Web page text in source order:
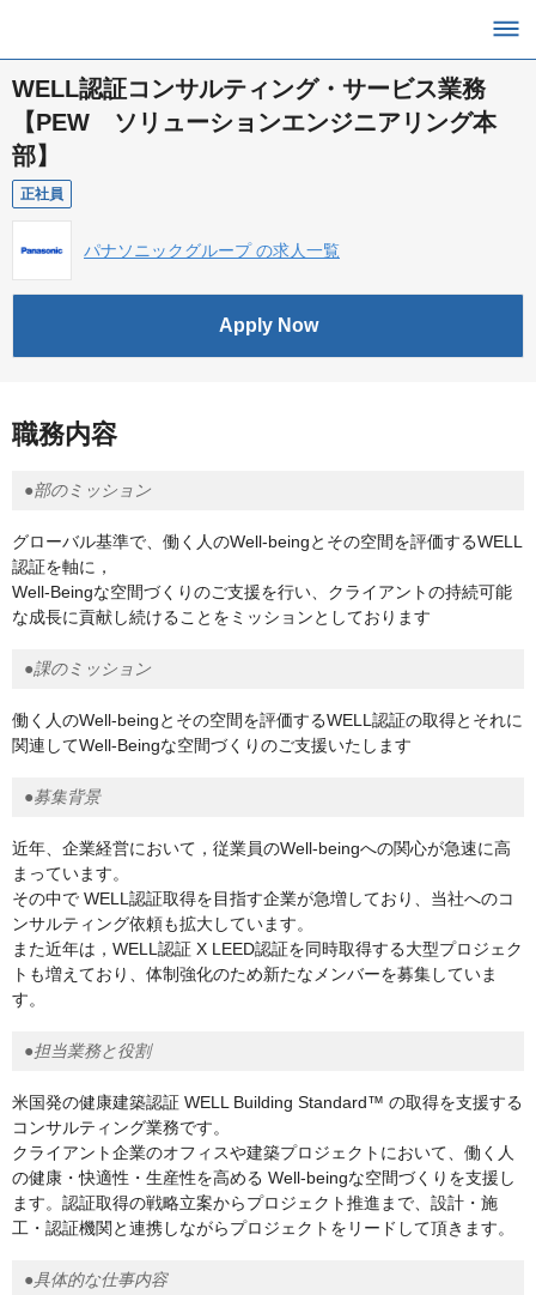
WELL認証コンサルティング・サービス業務
【PEW ソリューションエンジニアリング本
部】
正社員
パナソニックグループ の求人一覧
Apply Now
職務内容
●部のミッション
グローバル基準で、働く人のWell-beingとその空間を評価するWELL
認証を軸に，
Well-Beingな空間づくりのご支援を行い、クライアントの持続可能
な成長に貢献し続けることをミッションとしております
●課のミッション
働く人のWell-beingとその空間を評価するWELL認証の取得とそれに
関連してWell-Beingな空間づくりのご支援いたします
●募集背景
近年、企業経営において，従業員のWell-beingへの関心が急速に高
まっています。
その中で WELL認証取得を目指す企業が急増しており、当社へのコ
ンサルティング依頼も拡大しています。
また近年は，WELL認証 X LEED認証を同時取得する大型プロジェク
トも増えており、体制強化のため新たなメンバーを募集していま
す。
●担当業務と役割
米国発の健康建築認証 WELL Building Standard™ の取得を支援する
コンサルティング業務です。
クライアント企業のオフィスや建築プロジェクトにおいて、働く人
の健康・快適性・生産性を高める Well-beingな空間づくりを支援し
ます。認証取得の戦略立案からプロジェクト推進まで、設計・施
工・認証機関と連携しながらプロジェクトをリードして頂きます。
●具体的な仕事内容